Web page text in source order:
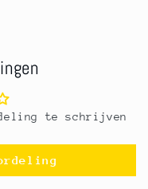
te schrijven